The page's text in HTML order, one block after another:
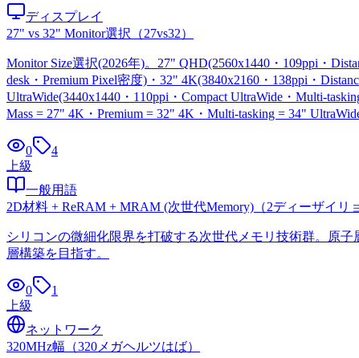
ディスプレイ
27" vs 32" Monitor選択 （27vs32）
Monitor Size選択(2026年)。27" QHD(2560x1440・109ppi・
desk・Premium Pixel密度)・32" 4K(3840x2160・138ppi・
UltraWide(3440x1440・110ppi・Compact UltraWide・Multi-
Mass = 27" 4K・Premium = 32" 4K・Multi-tasking = 34"
0
4
上級
一般用語
2D材料 + ReRAM + MRAM (次世代Memory) （2ディーザイリ
シリコンの微細化限界を打破する次世代メモリ技術群。原
層構築を目指す。
0
1
上級
ネットワーク
320MHz幅 （320メガヘルツはば）